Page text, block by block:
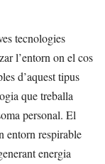
tecnologies
l’entorn on el cos
d’aquest tipus
que treballa
personal. El
entorn respirable
energia